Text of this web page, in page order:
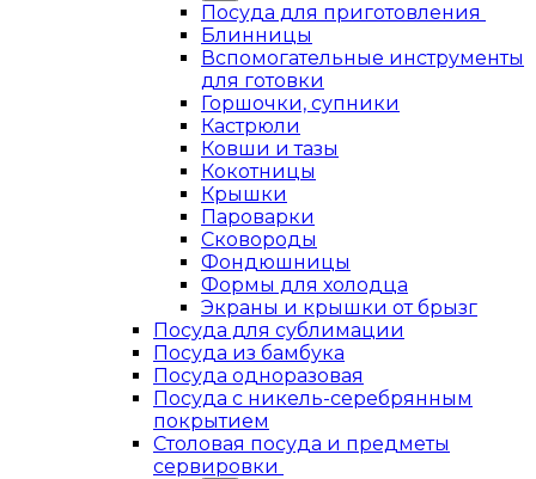
Посуда для приготовления
Блинницы
Вспомогательные инструменты
для готовки
Горшочки, супники
Кастрюли
Ковши и тазы
Кокотницы
Крышки
Пароварки
Сковороды
Фондюшницы
Формы для холодца
Экраны и крышки от брызг
Посуда для сублимации
Посуда из бамбука
Посуда одноразовая
Посуда с никель-серебрянным
покрытием
Столовая посуда и предметы
сервировки